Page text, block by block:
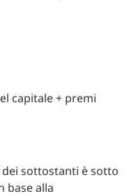
capitale + premi
dei sottostanti è sotto
base alla